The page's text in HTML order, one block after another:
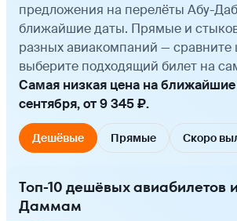
предложения на перелёты Абу-
ближайшие даты. Прямые и
разных авиакомпаний — сравните
выберите подходящий билет на
Самая низкая цена на ближайшие
сентября, от 9 345 ₽.
Дешёвые Прямые Скоро
Топ-10 дешёвых авиабилетов
Даммам